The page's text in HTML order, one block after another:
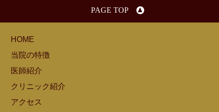
PAGE TOP
HOME
当院の特徴
医師紹介
クリニック紹介
アクセス